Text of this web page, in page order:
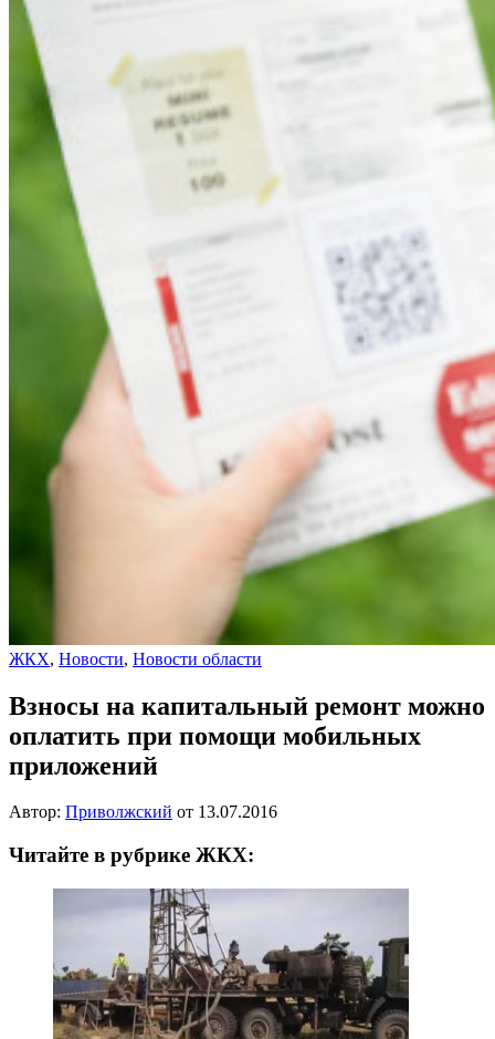
ЖКХ, Новости, Новости области
Взносы на капитальный ремонт можно
оплатить при помощи мобильных
приложений
Автор: Приволжский от 13.07.2016
Читайте в рубрике ЖКХ: